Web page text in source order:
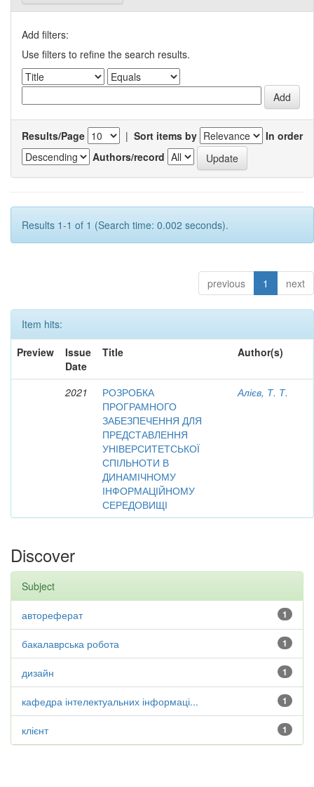
Add filters:
Use filters to refine the search results.
Results/Page | Sort items by
In order
Authors/record
Results 1-1 of 1 (Search time: 0.002 seconds).
previous 1 next
Item hits:
Preview
Issue
Date
Title Author(s)
2021
РОЗРОБКА
ПРОГРАМНОГО
ЗАБЕЗПЕЧЕННЯ ДЛЯ
ПРЕДСТАВЛЕННЯ
УНІВЕРСИТЕТСЬКОЇ
СПІЛЬНОТИ В
ДИНАМІЧНОМУ
ІНФОРМАЦІЙНОМУ
СЕРЕДОВИЩІ
Алієв, Т. Т.
Discover
Subject
1
автореферат
1
бакалаврська робота
1
дизайн
1
кафедра інтелектуальних інформаці...
1
клієнт